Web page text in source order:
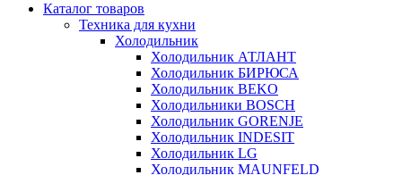
Каталог товаров
Техника для кухни
Холодильник
Холодильник АТЛАНТ
Холодильник БИРЮСА
Холодильник BEKO
Холодильники BOSCH
Холодильник GORENJE
Холодильник INDESIT
Холодильник LG
Холодильник MAUNFELD